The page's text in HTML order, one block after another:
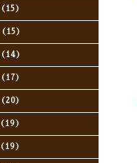
15）
15）
14）
17）
20）
19）
19）